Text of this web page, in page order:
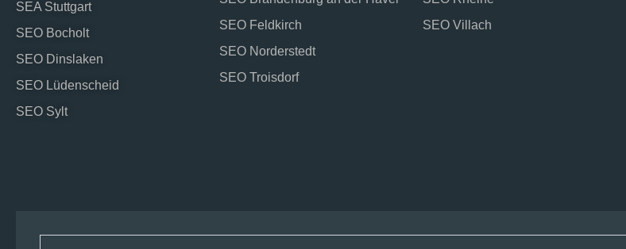
SEA Stuttgart
SEO Bocholt
SEO Dinslaken
SEO Lüdenscheid
SEO Sylt
SEO Feldkirch
SEO Norderstedt
SEO Troisdorf
SEO Villach